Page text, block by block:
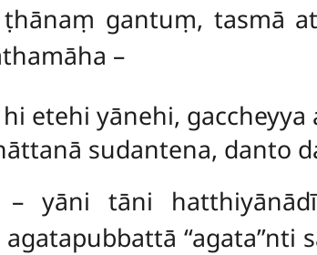
gantuṃ, tasmā
–
hi etehi yānehi,
sudantena, danto
– yāni tāni